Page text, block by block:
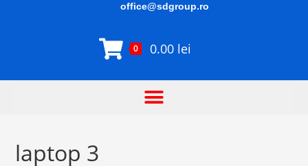
office@sdgroup.ro
0 0.00 lei
laptop 3